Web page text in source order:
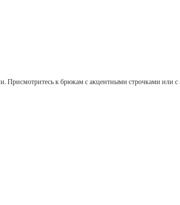
Присмотритесь к брюкам с акцентными строчками или